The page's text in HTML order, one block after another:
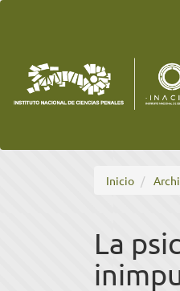
Barra
lateral
Inicio
La